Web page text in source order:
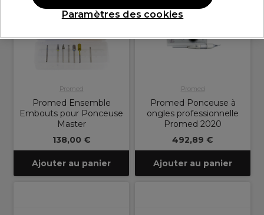
Promed
Promed Ensemble
Embouts pour Ponceuse
Master
138,00 €
Ajouter au panier
Promed
Promed Ponceuse à
ongles professionnelle
Promed 2020
492,89 €
Ajouter au panier
Paramètres des cookies